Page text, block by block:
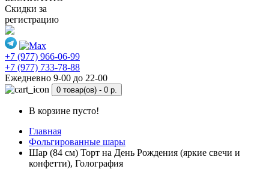
Скидки за
регистрацию
+7 (977) 966-06-99
+7 (977) 733-78-88
Ежедневно 9-00 до 22-00
0 товар(ов) - 0 р.
В корзине пусто!
Главная
Фольгированные шары
Шар (84 см) Торт на День Рождения (яркие свечи и
конфетти), Голография